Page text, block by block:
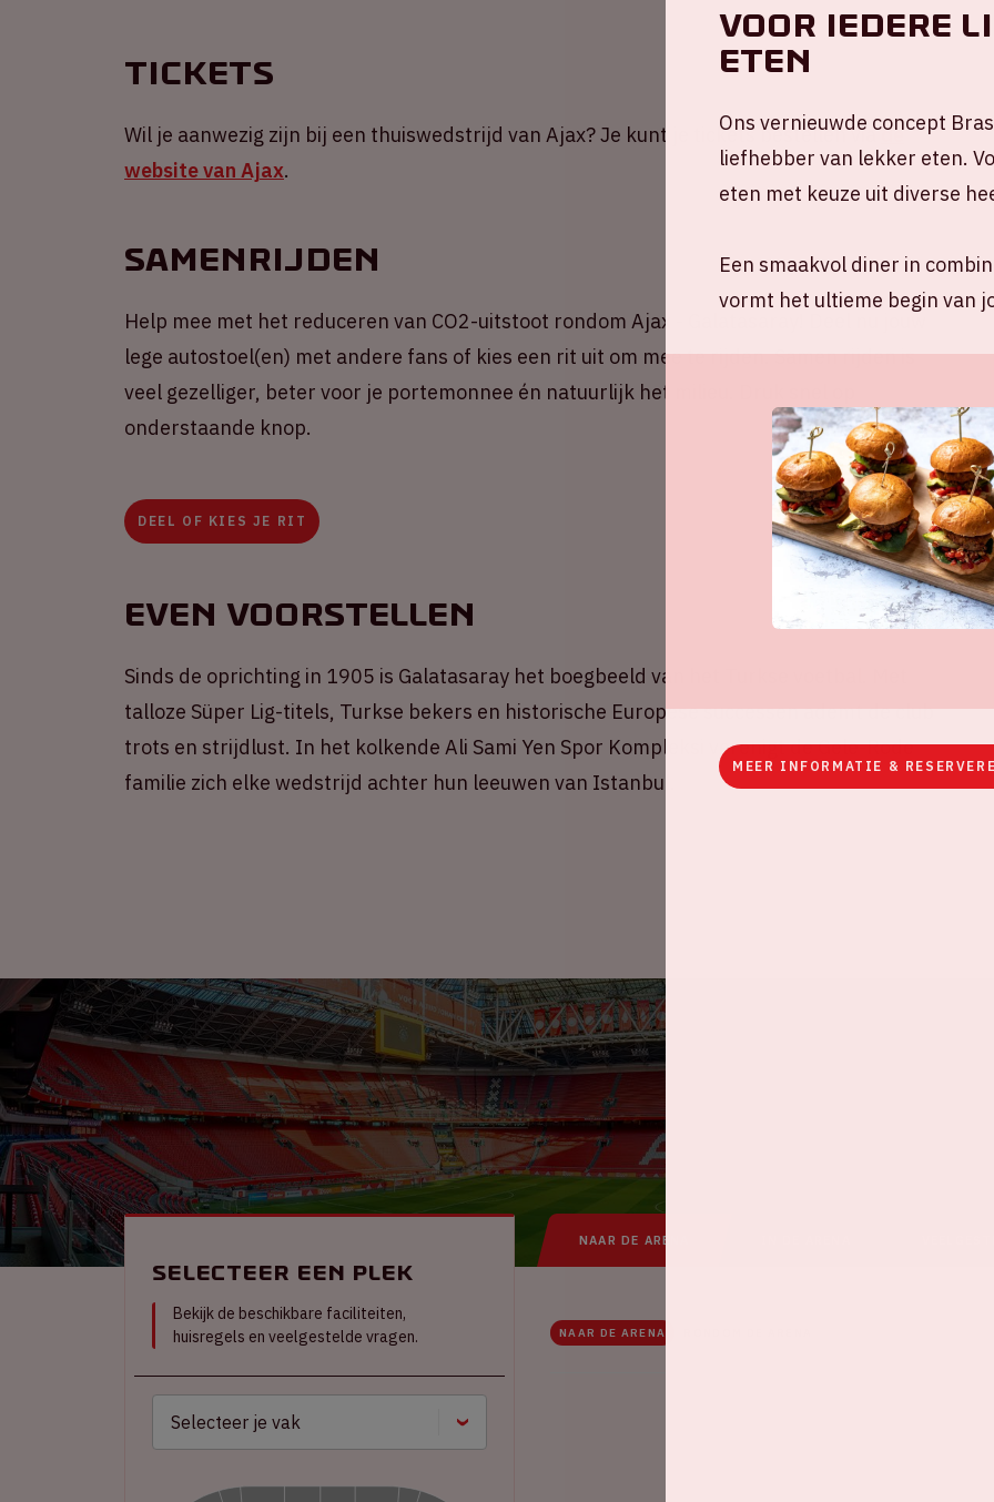
Tickets
Wil je aanwezig zijn bij een thuiswedstrijd van Ajax? Je kunt je tickets bestellen viade
website van Ajax.
Samenrijden
Help mee met het reduceren van CO2-uitstoot rondom Ajax - Galatasaray! Deel nu jouw
lege autostoel(en) met andere fans of kies een rit uit om mee te rijden. Samen rijden is
veel gezelliger, beter voor je portemonnee én natuurlijk het milieu. Druk snel op
onderstaande knop.
DEEL OF KIES JE RIT
Even voorstellen
Sinds de oprichting in 1905 is Galatasaray het boegbeeld van het Turkse voetbal. Met
talloze Süper Lig-titels, Turkse bekers en historische Europese successen ademt de club
trots en strijdlust. In het kolkende Ali Sami Yen Spor Kompleksi verenigt de Gele-Rode
familie zich elke wedstrijd achter hun leeuwen van Istanbul.
NAAR DE ARENA
NAAR DE ARENA
Selecteer een plek
Bekijk de beschikbare faciliteiten,
huisregels en veelgestelde vragen.
Voor iedere
eten
Ons vernieuwde concept
liefhebber van lekker eten.
eten met keuze uit diverse
Een smaakvol diner in
vormt het ultieme begin van
MEER INFORMATIE &